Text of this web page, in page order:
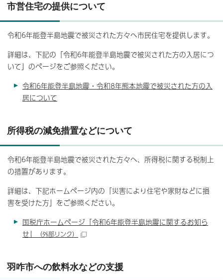
市営住宅の提供について
令和6年能登半島地震で被災された方々へ市民住宅を提供します。
詳細は、下記の「令和6年能登半島地震で被災された方の入居につ
いて」のページをご参照ください。
令和6年能登半島地震・令和8年熊本地震で被災された方の入
居について
所得税の減免措置などについて
令和6年能登半島地震で被災された方々へ、所得税に関する税制上
の措置があります。
詳細は、下記ホームページ内の「災害により住宅や家財などに損
害を受けた方」をご参照ください。
国税庁ホームページ「令和6年能登半島地震に関するお知ら
せ」
（外部リンク）
羽咋市への飲料水などの支援